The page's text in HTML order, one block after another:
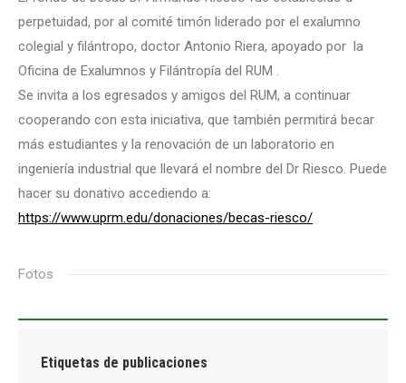
perpetuidad, por al comité timón liderado por el exalumno
colegial y filántropo, doctor Antonio Riera, apoyado por la
Oficina de Exalumnos y Filántropía del RUM .
Se invita a los egresados y amigos del RUM, a continuar
cooperando con esta iniciativa, que también permitirá becar
más estudiantes y la renovación de un laboratorio en
ingeniería industrial que llevará el nombre del Dr Riesco. Puede
hacer su donativo accediendo a:
https://www.uprm.edu/donaciones/becas-riesco/
Fotos
Etiquetas de publicaciones